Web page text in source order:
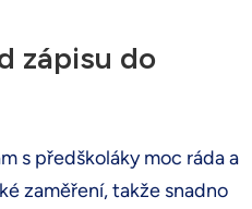
zápisu do
s předškoláky moc ráda a
zaměření, takže snadno